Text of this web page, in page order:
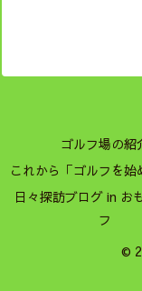
ゴルフ場の紹
これから「ゴルフを始
日々探訪ブログ in お
フ
©